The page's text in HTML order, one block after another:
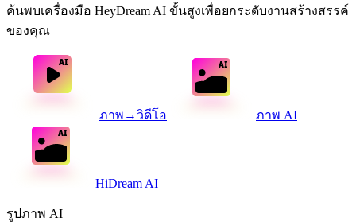
ค้นพบเครื่องมือ HeyDream AI ขั้นสูงเพื่อยกระดับงานสร้างสรรค์
ของคุณ
ภาพ→วิดีโอ ภาพ AI
HiDream AI
รูปภาพ AI